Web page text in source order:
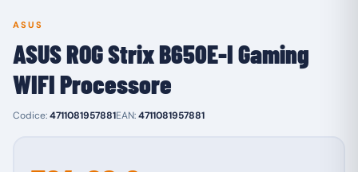
ASUS
ASUS ROG Strix B650E-I Gaming
WIFI Processore
Codice:4711081957881EAN:4711081957881